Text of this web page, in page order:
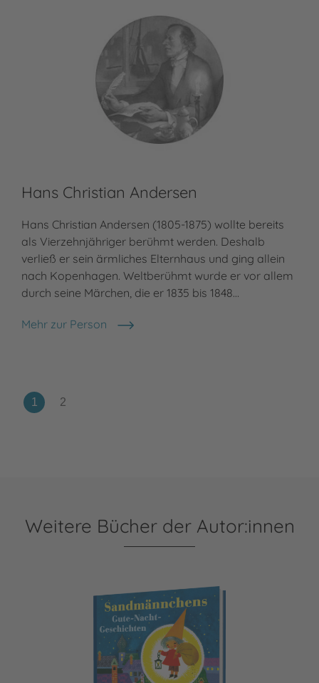
Hans Christian Andersen
Hans Christian Andersen (1805-1875) wollte bereits
als Vierzehnjähriger berühmt werden. Deshalb
verließ er sein ärmliches Elternhaus und ging allein
nach Kopenhagen. Weltberühmt wurde er vor allem
durch seine Märchen, die er 1835 bis 1848…
Mehr zur Person
Hans Christian Andersen
Weitere Bücher der Autor:innen